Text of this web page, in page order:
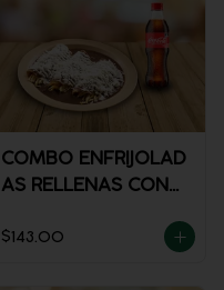
COMBO ENFRIJOLAD
AS RELLENAS CON
$143.00